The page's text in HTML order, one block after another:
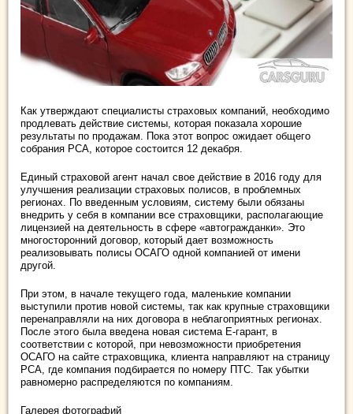
Как утверждают специалисты страховых компаний, необходимо
продлевать действие системы, которая показала хорошие
результаты по продажам. Пока этот вопрос ожидает общего
собрания РСА, которое состоится 12 декабря.
Единый страховой агент начал свое действие в 2016 году для
улучшения реализации страховых полисов, в проблемных
регионах. По введенным условиям, систему были обязаны
внедрить у себя в компании все страховщики, располагающие
лицензией на деятельность в сфере «автогражданки». Это
многосторонний договор, который дает возможность
реализовывать полисы ОСАГО одной компанией от имени
другой.
При этом, в начале текущего года, маленькие компании
выступили против новой системы, так как крупные страховщики
перенаправляли на них договора в неблагоприятных регионах.
После этого была введена новая система Е-гарант, в
соответствии с которой, при невозможности приобретения
ОСАГО на сайте страховщика, клиента направляют на страницу
РСА, где компания подбирается по номеру ПТС. Так убытки
равномерно распределяются по компаниям.
Галерея фотографий